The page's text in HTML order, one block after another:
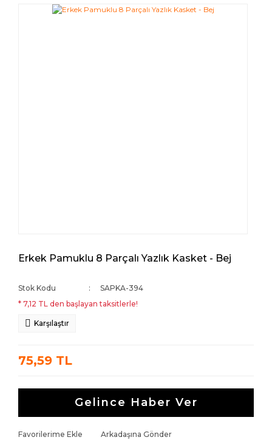
Erkek Pamuklu 8 Parçalı Yazlık Kasket - Bej
Stok Kodu
SAPKA-394
* 7,12 TL den başlayan taksitlerle!
Karşılaştır
75,59 TL
Gelince Haber Ver
Favorilerime Ekle
Arkadaşına Gönder